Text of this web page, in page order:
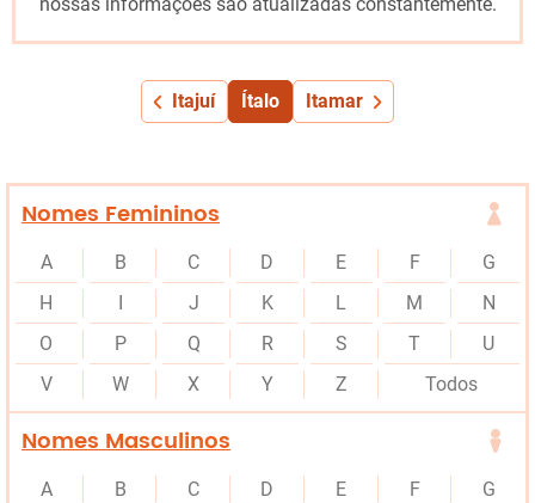
nossas informações são atualizadas constantemente.
Itajuí Ítalo Itamar
Nomes Femininos
A B C D E F
G
H
J K L M
N
O
P Q R S T
U
V
W X Y Z Todos
Nomes Masculinos
A B C D E F
G